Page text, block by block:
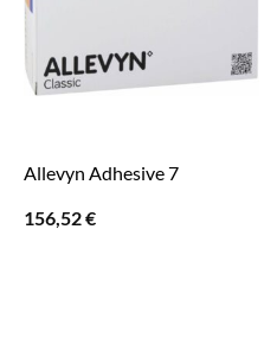
Allevyn Adhesive 7
156,52€